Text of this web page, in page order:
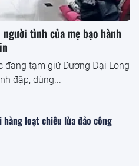
tình của mẹ bạo hành
đang tạm giữ Dương Đại Long
đập, dùng...
loạt chiêu lừa đảo công